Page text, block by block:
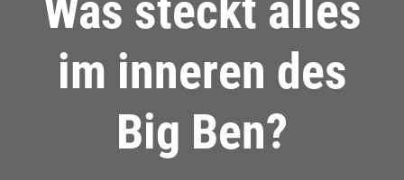
im inneren des
Big Ben?